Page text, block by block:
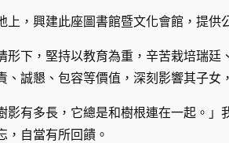
上，興建此座圖書館暨文化會館，提
形下，堅持以教育為重，辛苦栽培瑞
、誠懇、包容等價值，深刻影響其子女
影有多長，它總是和樹根連在一起。
，自當有所回饋。